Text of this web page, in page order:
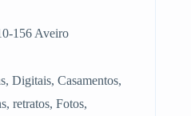
156 Aveiro
Digitais, Casamentos,
retratos, Fotos,